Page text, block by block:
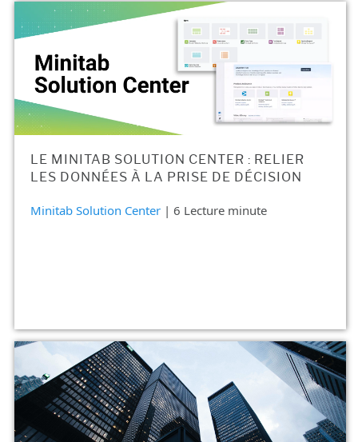
LE MINITAB SOLUTION CENTER : RELIER
LES DONNÉES À LA PRISE DE DÉCISION
Minitab Solution Center | 6 Lecture minute